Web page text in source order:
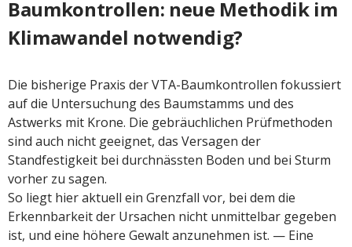
Baumkontrollen: neue Methodik im
Klimawandel notwendig?
Die bisherige Praxis der VTA-Baumkontrollen fokussiert
auf die Untersuchung des Baumstamms und des
Astwerks mit Krone. Die gebräuchlichen Prüfmethoden
sind auch nicht geeignet, das Versagen der
Standfestigkeit bei durchnässten Boden und bei Sturm
vorher zu sagen.
So liegt hier aktuell ein Grenzfall vor, bei dem die
Erkennbarkeit der Ursachen nicht unmittelbar gegeben
ist, und eine höhere Gewalt anzunehmen ist. — Eine